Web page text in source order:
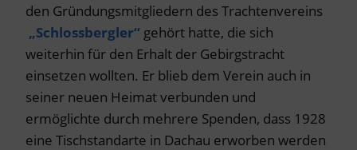
den Gründungsmitgliedern des Trachtenvereins
„Schlossbergler“ gehört hatte, die sich
weiterhin für den Erhalt der Gebirgstracht
einsetzen wollten. Er blieb dem Verein auch in
seiner neuen Heimat verbunden und
ermöglichte durch mehrere Spenden, dass 1928
eine Tischstandarte in Dachau erworben werden